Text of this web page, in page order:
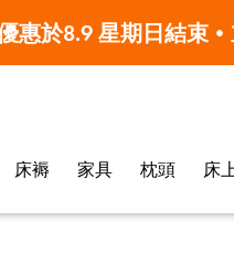
優惠於8.9 星期日結束•
床褥 家具 枕頭 床